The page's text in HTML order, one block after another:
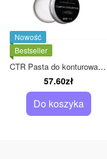
Nowość
Bestseller
CTR Pasta do konturowania brwi - White Pearl B 15 ml
57.60zł
Do koszyka